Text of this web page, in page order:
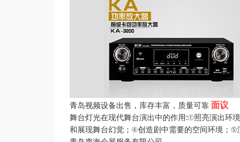
青岛视频设备出售，库存丰富，质量可靠面议
舞台灯光在现代舞台演出中的作用:①照亮演出环
和展现舞台幻觉；④创造剧中需要的空间环境；